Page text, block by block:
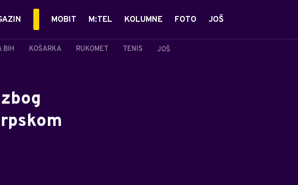
BIH KOŠARKA RUKOMET TENIS JOŠ
MOBIT M:TEL KOLUMNE FOTO JOŠ